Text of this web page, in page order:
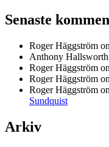
Senaste
Roger Häggström
Anthony Hallsworth
Roger Häggström
Roger Häggström
Roger Häggström
Sundquist
Arkiv